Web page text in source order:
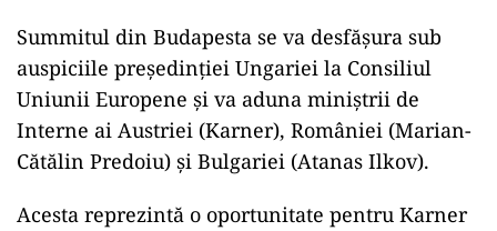
Summitul din Budapesta se va desfășura sub
auspiciile președinției Ungariei la Consiliul
Uniunii Europene și va aduna miniștrii de
Interne ai Austriei (Karner), României (Marian-
Cătălin Predoiu) și Bulgariei (Atanas Ilkov).
Acesta reprezintă o oportunitate pentru Karner